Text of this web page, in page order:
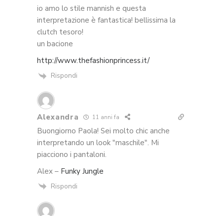
io amo lo stile mannish e questa
interpretazione è fantastica! bellissima la
clutch tesoro!
un bacione
http://www.thefashionprincess.it/
Rispondi
Alexandra 11 anni fa
Buongiorno Paola! Sei molto chic anche
interpretando un look "maschile". Mi
piacciono i pantaloni.
Alex – Funky Jungle
Rispondi